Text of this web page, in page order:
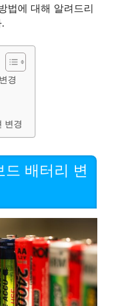
법에 대해 알려드리
경
변경
드 배터리 변